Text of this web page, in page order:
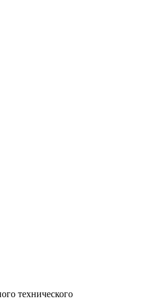
технического